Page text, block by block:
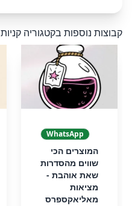
קבוצות נוספות בקטגוריה קניות
WhatsApp
המוצרים הכי
שווים מהסדרות
שאת אוהבת -
מציאות
מאליאקספרס